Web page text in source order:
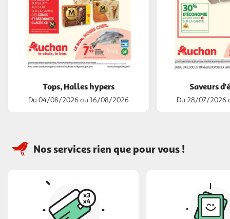
Tops, Halles hypers
Du 04/08/2026 au 16/08/2026
Saveurs
Du 28/07/2026
Nos services rien que pour vous !